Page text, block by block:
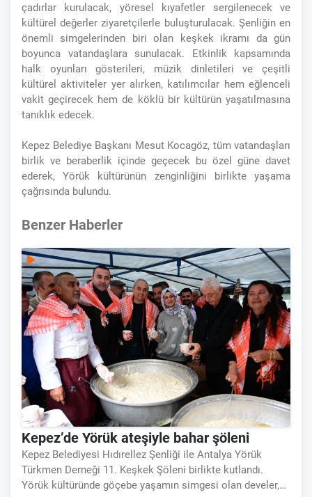
çadırlar kurulacak, yöresel kıyafetler sergilenecek ve
kültürel değerler ziyaretçilerle buluşturulacak. Şenliğin en
önemli simgelerinden biri olan keşkek ikramı da gün
boyunca vatandaşlara sunulacak. Etkinlik kapsamında
halk oyunları gösterileri, müzik dinletileri ve çeşitli
kültürel aktiviteler yer alırken, katılımcılar hem eğlenceli
vakit geçirecek hem de köklü bir kültürün yaşatılmasına
tanıklık edecek.
Kepez Belediye Başkanı Mesut Kocagöz, tüm vatandaşları
birlik ve beraberlik içinde geçecek bu özel güne davet
ederek, Yörük kültürünün zenginliğini birlikte yaşama
çağrısında bulundu.
Benzer Haberler
Kepez’de Yörük ateşiyle bahar şöleni
Kepez Belediyesi Hıdırellez Şenliği ile Antalya Yörük
Türkmen Derneği 11. Keşkek Şöleni birlikte kutlandı.
Yörük kültüründe göçebe yaşamın simgesi olan develer,